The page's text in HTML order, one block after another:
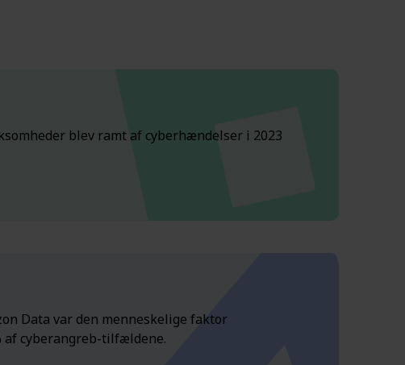
blev ramt af cyberhændelser i 2023
Data var den menneskelige faktor
af cyberangreb-tilfældene.